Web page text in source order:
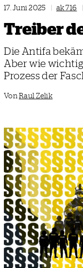
17. Juni 2025 | ak 716 |
Treiber
Die Antifa
Aber wie
Prozess der
Von Raul Zelik